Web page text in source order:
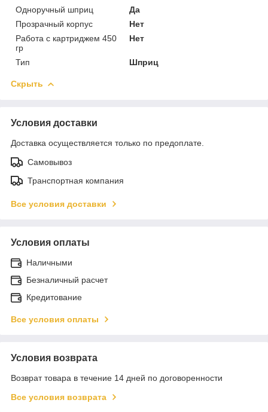
Одноручный шприц
Да
Прозрачный корпус
Нет
Работа с картриджем 450
гр
Нет
Тип Шприц
Скрыть
Условия доставки
Доставка осуществляется только по предоплате.
Самовывоз
Транспортная компания
Все условия доставки
Условия оплаты
Наличными
Безналичный расчет
Кредитование
Все условия оплаты
Условия возврата
Возврат товара в течение 14 дней по договоренности
Все условия возврата